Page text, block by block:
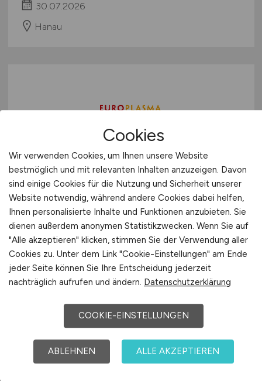
30.07.2026
Hanau
Medizinische Fachangestellte
(m/w/d),
Gesundheitskrankenpfleger:innen
im Plasmaspendezentrum Hanau
- in Vollzeit
EUROPLASMA Deutschland GmbH
24.07.2026
Cookies
Wir verwenden Cookies, um Ihnen unsere Website
bestmöglich und mit relevanten Inhalten anzuzeigen. Davon
sind einige Cookies für die Nutzung und Sicherheit unserer
Website notwendig, während andere Cookies dabei helfen,
Ihnen personalisierte Inhalte und Funktionen anzubieten. Sie
dienen außerdem anonymen Statistikzwecken. Wenn Sie auf
"Alle akzeptieren" klicken, stimmen Sie der Verwendung aller
Cookies zu. Unter dem Link "Cookie-Einstellungen" am Ende
jeder Seite können Sie Ihre Entscheidung jederzeit
nachträglich aufrufen und ändern. Datenschutzerklärung
COOKIE-EINSTELLUNGEN
ABLEHNEN ALLE AKZEPTIEREN